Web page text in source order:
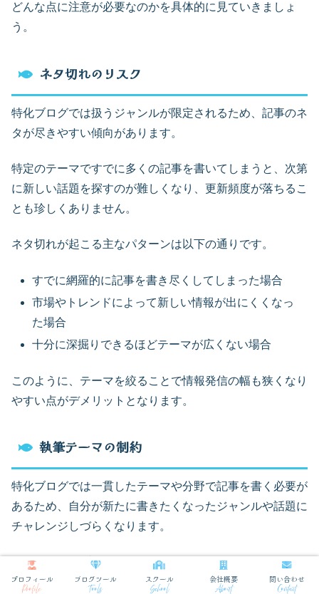
どんな点に注意が必要なのかを具体的に見ていきましょ
う。
ネタ切れのリスク
特化ブログでは扱うジャンルが限定されるため、記事のネ
タが尽きやすい傾向があります。
特定のテーマですでに多くの記事を書いてしまうと、次第
に新しい話題を探すのが難しくなり、更新頻度が落ちるこ
とも珍しくありません。
ネタ切れが起こる主なパターンは以下の通りです。
すでに網羅的に記事を書き尽くしてしまった場合
市場やトレンドによって新しい情報が出にくくなっ
た場合
十分に深掘りできるほどテーマが広くない場合
このように、テーマを絞ることで情報発信の幅も狭くなり
やすい点がデメリットとなります。
執筆テーマの制約
特化ブログでは一貫したテーマや分野で記事を書く必要が
あるため、自分が新たに書きたくなったジャンルや話題に
チャレンジしづらくなります。
たとえば旅行ブログを特化して運営している場合、いきな
り家電レビューやライフハック記事などを投稿すると、ブ
プロフィール
Profile
ブログツール
Tools
スクール
School
会社概要
About
問い合わせ
Contact